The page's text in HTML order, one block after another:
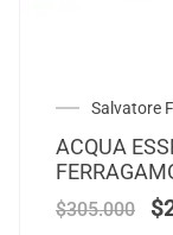
Salvatore
ACQUA
$305.000 $